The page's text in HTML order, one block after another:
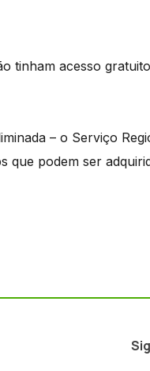
tinham acesso
– o Serviço
que podem ser